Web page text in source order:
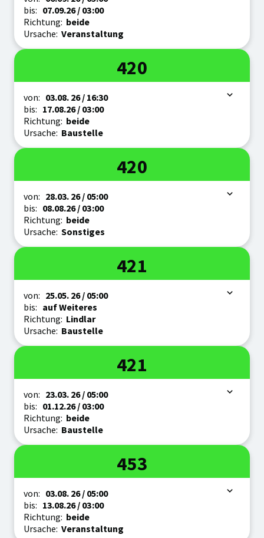
bis: 07.09.26/ 03:00
Richtung: beide
Ursache: Veranstaltung
Linie
420
Zeitraum
von: 03.08. 26/ 16:30
bis: 17.08.26/ 03:00
Richtung: beide
Ursache: Baustelle
Linie
420
Zeitraum
von: 28.03. 26/ 05:00
bis: 08.08.26/ 03:00
Richtung: beide
Ursache: Sonstiges
Linie
421
Zeitraum
von: 25.05. 26/ 05:00
bis: auf Weiteres
Richtung: Lindlar
Ursache: Baustelle
Linie
421
Zeitraum
von: 23.03. 26/ 05:00
bis: 01.12.26/ 03:00
Richtung: beide
Ursache: Baustelle
Linie
453
Zeitraum
von: 03.08. 26/ 05:00
bis: 13.08.26/ 03:00
Richtung: beide
Ursache: Veranstaltung